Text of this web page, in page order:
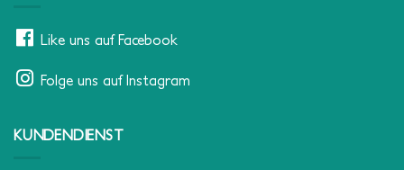
Like uns auf Facebook
Folge uns auf Instagram
KUNDENDIENST